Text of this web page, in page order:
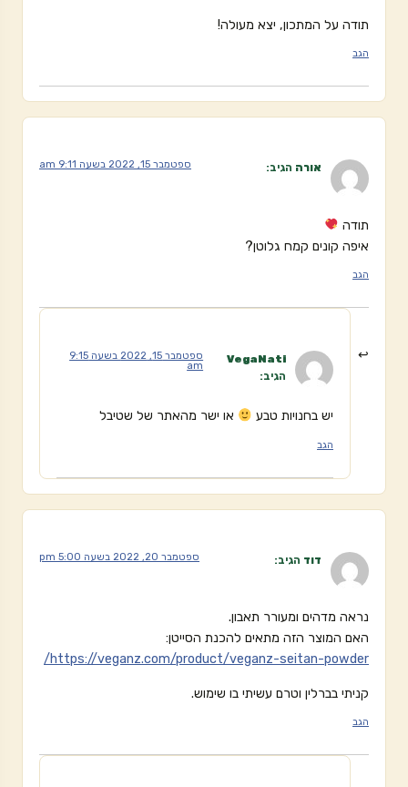
תודה על המתכון, יצא מעולה!
הגב
אורה הגיב: ספטמבר 15, 2022 בשעה 9:11 am
תודה
איפה קונים קמח גלוטן?
הגב
VegaNati
הגיב:
ספטמבר 15, 2022 בשעה 9:15
am
יש בחנויות טבע או ישר מהאתר של שטיבל
הגב
דוד הגיב: ספטמבר 20, 2022 בשעה 5:00 pm
נראה מדהים ומעורר תאבון.
האם המוצר הזה מתאים להכנת הסייטן:
https://veganz.com/product/veganz-seitan-powder/
קניתי בברלין וטרם עשיתי בו שימוש.
הגב